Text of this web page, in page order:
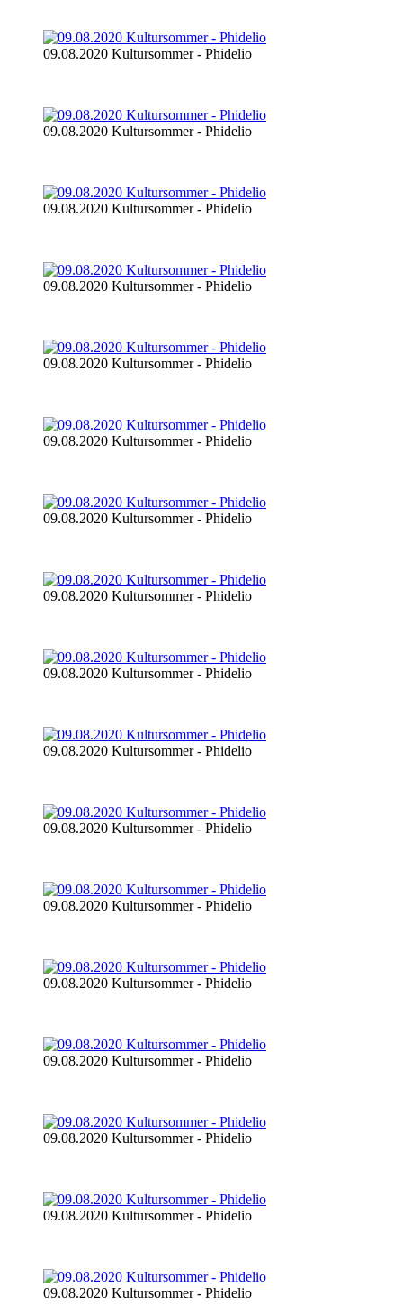
09.08.2020 Kultursommer - Phidelio
09.08.2020 Kultursommer - Phidelio
09.08.2020 Kultursommer - Phidelio
09.08.2020 Kultursommer - Phidelio
09.08.2020 Kultursommer - Phidelio
09.08.2020 Kultursommer - Phidelio
09.08.2020 Kultursommer - Phidelio
09.08.2020 Kultursommer - Phidelio
09.08.2020 Kultursommer - Phidelio
09.08.2020 Kultursommer - Phidelio
09.08.2020 Kultursommer - Phidelio
09.08.2020 Kultursommer - Phidelio
09.08.2020 Kultursommer - Phidelio
09.08.2020 Kultursommer - Phidelio
09.08.2020 Kultursommer - Phidelio
09.08.2020 Kultursommer - Phidelio
09.08.2020 Kultursommer - Phidelio